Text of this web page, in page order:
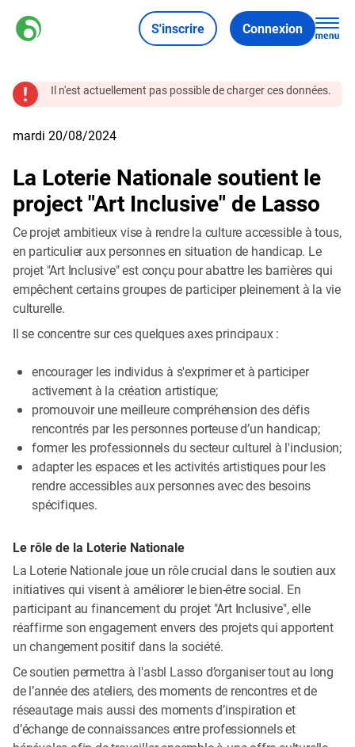
S'inscrire Connexion
Il n'est actuellement pas possible de charger ces données.
mardi 20/08/2024
La Loterie Nationale soutient le
project "Art Inclusive" de Lasso
Ce projet ambitieux vise à rendre la culture accessible à tous,
en particulier aux personnes en situation de handicap. Le
projet "Art Inclusive" est conçu pour abattre les barrières qui
empêchent certains groupes de participer pleinement à la vie
culturelle.
Il se concentre sur ces quelques axes principaux :
encourager les individus à s'exprimer et à participer
activement à la création artistique;
promouvoir une meilleure compréhension des défis
rencontrés par les personnes porteuse d’un handicap;
former les professionnels du secteur culturel à l'inclusion;
adapter les espaces et les activités artistiques pour les
rendre accessibles aux personnes avec des besoins
spécifiques.
Le rôle de la Loterie Nationale
La Loterie Nationale joue un rôle crucial dans le soutien aux
initiatives qui visent à améliorer le bien-être social. En
participant au financement du projet "Art Inclusive", elle
réaffirme son engagement envers des projets qui apportent
un changement positif dans la société.
Ce soutien permettra à l'asbl Lasso d’organiser tout au long
de l’année des ateliers, des moments de rencontres et de
réseautage mais aussi des moments d’inspiration et
d’échange de connaissances entre professionnels et